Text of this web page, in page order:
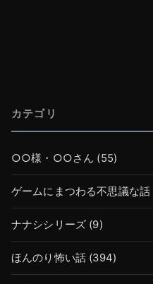
カテゴリ
○○様・○○さん (55)
ゲームにまつわる不思議な話
ナナシシリーズ (9)
ほんのり怖い話 (394)